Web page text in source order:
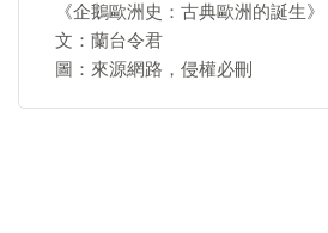
《企鵝歐洲史：古典歐洲的誕生》
文：蘭台令君
圖：來源網路，侵權必刪